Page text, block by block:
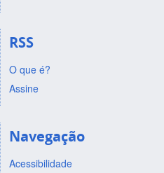
RSS
O que é?
Assine
Navegação
Acessibilidade